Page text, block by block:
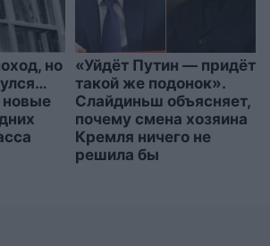
но
«Уйдёт Путин — придёт
такой же подонок».
Слайдиньш объясняет,
почему смена хозяина
Кремля ничего не
решила бы